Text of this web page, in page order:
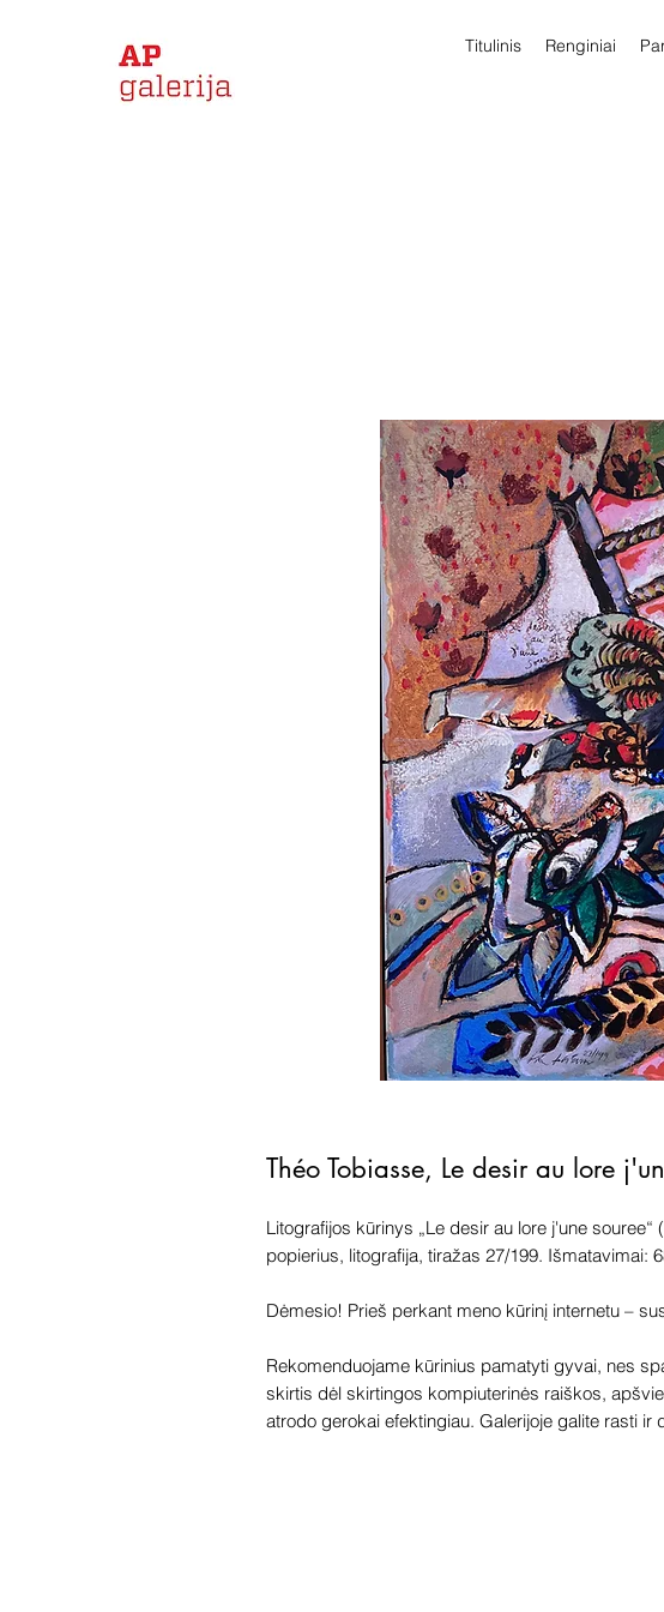
Titulinis Renginiai
Théo Tobiasse, Le desir au lore
Litografijos kūrinys „Le desir au lore j'une
popierius, litografija, tiražas 27/199. Išmatavimai:
Dėmesio! Prieš perkant meno kūrinį internetu –
Rekomenduojame kūrinius pamatyti gyvai, nes
skirtis dėl skirtingos kompiuterinės raiškos,
atrodo gerokai efektingiau. Galerijoje galite rasti ir